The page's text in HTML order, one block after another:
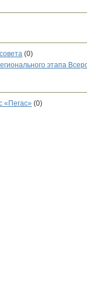
(0)
этапа
«Пегас» (0)